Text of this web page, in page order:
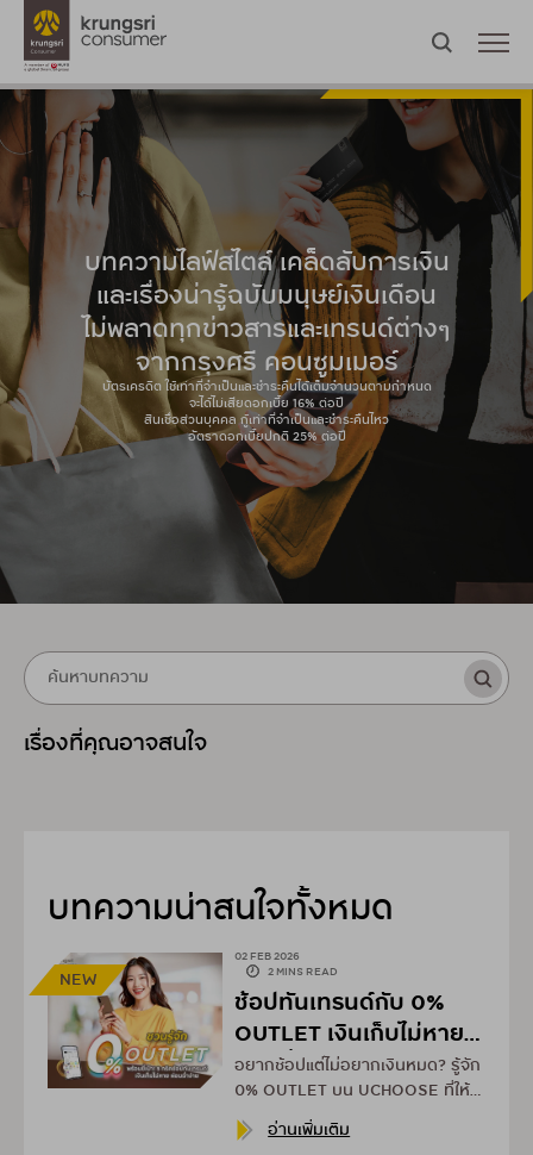
บทความไลฟ์สไตล์ เคล็ดลับการเงิน
และเรื่องน่ารู้ฉบับมนุษย์เงินเดือน
ไม่พลาดทุกข่าวสารและเทรนด์ต่างๆ
จากกรุงศรี คอนซูมเมอร์
บัตรเครดิต ใช้เท่าที่จำเป็นและชำระคืนได้เต็มจำนวนตามกำหนด
จะได้ไม่เสียดอกเบี้ย 16% ต่อปี
สินเชื่อส่วนบุคคล กู้เท่าที่จำเป็นและชำระคืนไหว
อัตราดอกเบี้ยปกติ 25% ต่อปี
บทความน่าสนใจทั้งหมด
NEW
02 FEB 2026
2 MINS READ
ช้อปทันเทรนด์กับ 0%
OUTLET เงินเก็บไม่หาย
ผ่อนฉ่ำๆ ผ่าน UCHOOSE
อยากช้อปแต่ไม่อยากเงินหมด? รู้จัก
0% OUTLET บน UCHOOSE ที่ให้
คุณ ผ่อน 0% ทุกชิ้น! อัปเดตเทรนด์
ง่ายๆ ไม่กระทบเงินเก็บ ไปดูกันเลย!
อ่านเพิ่มเติม
เรื่องที่คุณอาจสนใจ